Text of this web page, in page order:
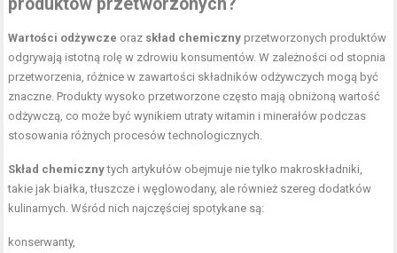
Wartości odżywcze oraz skład chemiczny przetworzonych produktów
odgrywają istotną rolę w zdrowiu konsumentów. W zależności od stopnia
przetworzenia, różnice w zawartości składników odżywczych mogą być
znaczne. Produkty wysoko przetworzone często mają obniżoną wartość
odżywczą, co może być wynikiem utraty witamin i minerałów podczas
stosowania różnych procesów technologicznych.
Skład chemicznytych artykułów obejmuje nie tylko makroskładniki,
takie jak białka, tłuszcze i węglowodany, ale również szereg dodatków
kulinarnych. Wśród nich najczęściej spotykane są:
konserwanty,